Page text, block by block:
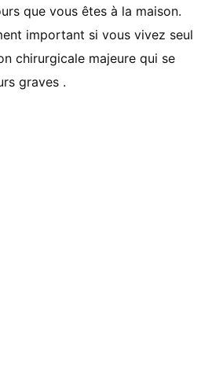
que vous êtes à la maison.
important si vous vivez seul
chirurgicale majeure qui se
graves .